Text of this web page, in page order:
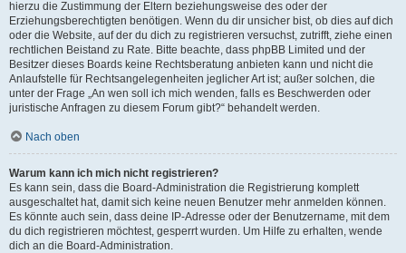
hierzu die Zustimmung der Eltern beziehungsweise des oder der
Erziehungsberechtigten benötigen. Wenn du dir unsicher bist, ob dies auf dich
oder die Website, auf der du dich zu registrieren versuchst, zutrifft, ziehe einen
rechtlichen Beistand zu Rate. Bitte beachte, dass phpBB Limited und der
Besitzer dieses Boards keine Rechtsberatung anbieten kann und nicht die
Anlaufstelle für Rechtsangelegenheiten jeglicher Art ist; außer solchen, die
unter der Frage „An wen soll ich mich wenden, falls es Beschwerden oder
juristische Anfragen zu diesem Forum gibt?“ behandelt werden.
Nach oben
Warum kann ich mich nicht registrieren?
Es kann sein, dass die Board-Administration die Registrierung komplett
ausgeschaltet hat, damit sich keine neuen Benutzer mehr anmelden können.
Es könnte auch sein, dass deine IP-Adresse oder der Benutzername, mit dem
du dich registrieren möchtest, gesperrt wurden. Um Hilfe zu erhalten, wende
dich an die Board-Administration.